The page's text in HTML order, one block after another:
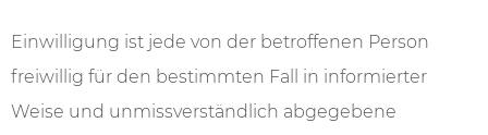
Einwilligung ist jede von der betroffenen Person
freiwillig für den bestimmten Fall in informierter
Weise und unmissverständlich abgegebene